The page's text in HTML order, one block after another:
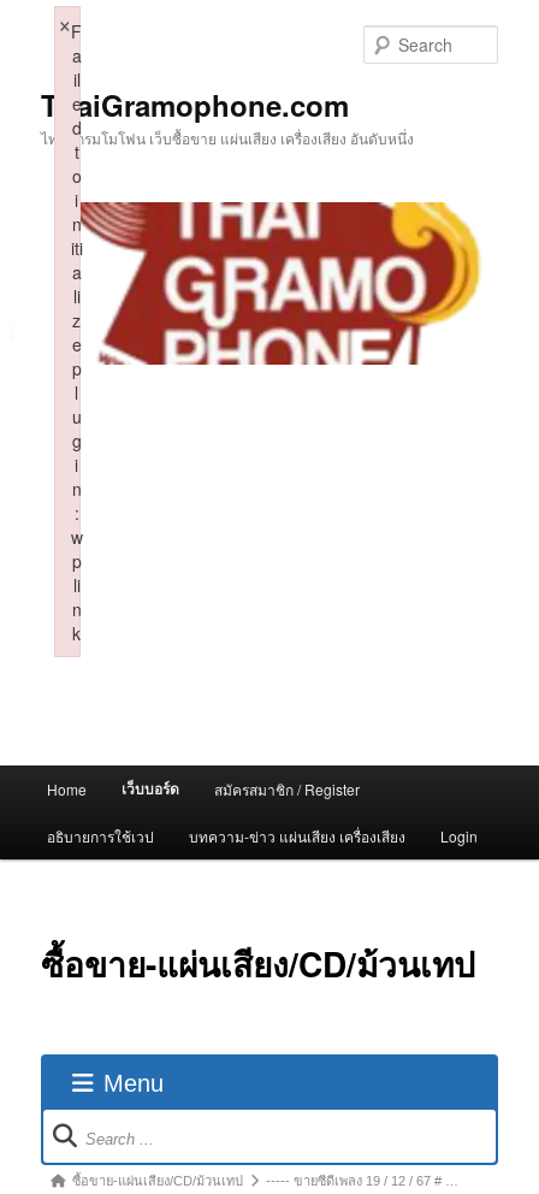
ThaiGramophone.com
ไทยแกรมโมโฟน เว็บซื้อขาย แผ่นเสียง เครื่องเสียง อันดับหนึ่ง
Home เว็บบอร์ด สมัครสมาชิก / Register
อธิบายการใช้เวป บทความ-ข่าว แผ่นเสียง เครื่องเสียง Login
ซื้อขาย-แผ่นเสียง/CD/ม้วนเทป
Menu
Forum
Navigation
Forumซื้อขาย-แผ่นเสียง/CD/ม้วนเทป ----- ขายซีดีเพลง 19 / 12 / 67 # …
F
a
il
e
d
t
o
i
n
iti
a
li
z
e
p
l
u
g
i
n
:
w
p
li
n
k
×
Failed to initialize plugin: wplink